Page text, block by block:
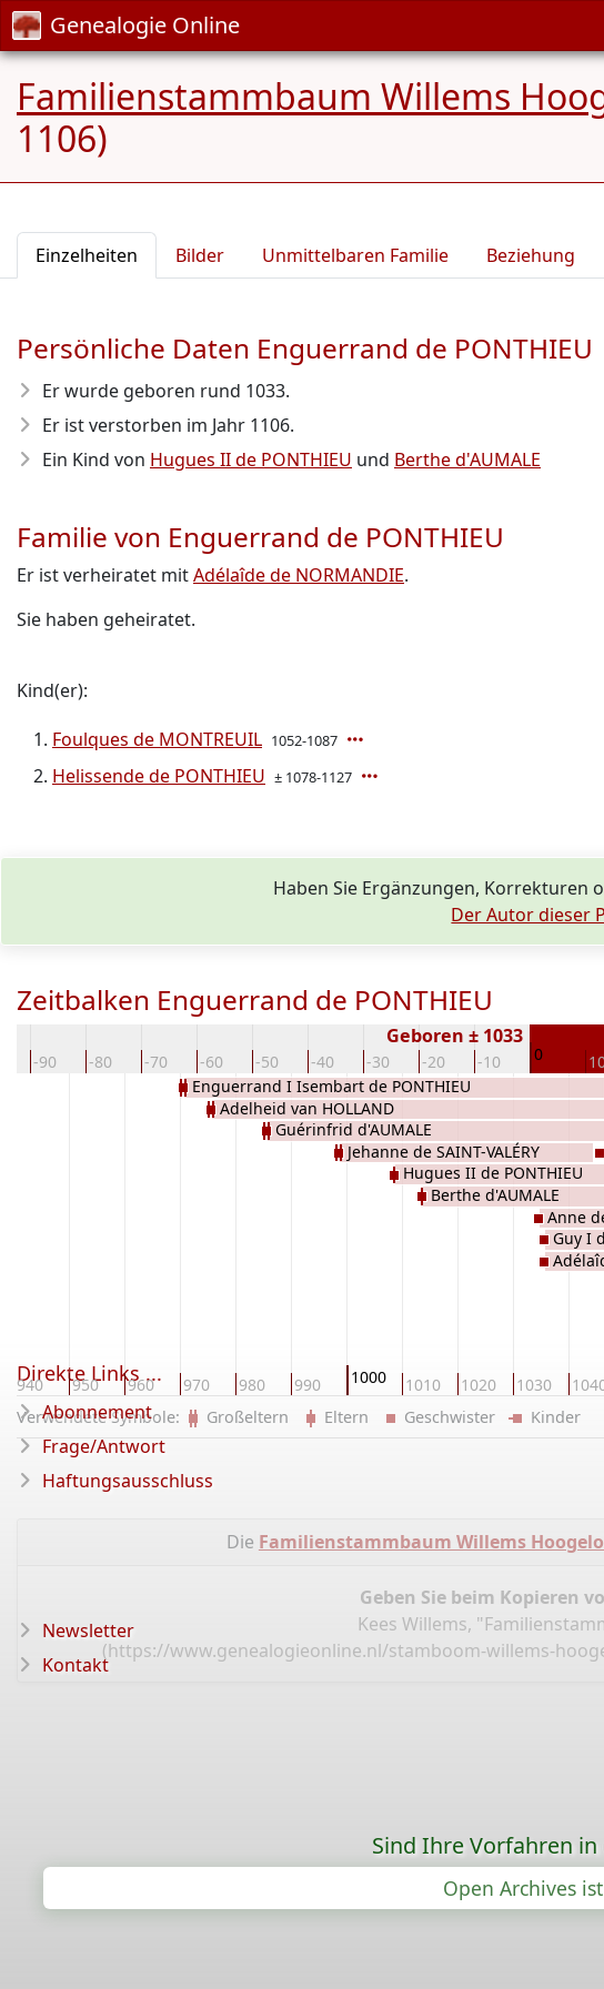
Genealogie Online
Familienstammbaum Willems
1106)
Einzelheiten Bilder Unmittelbaren Familie Beziehung
Persönliche Daten Enguerrand de PONTHIEU
Er wurde geboren rund 1033.
Er ist verstorben im Jahr 1106.
Ein Kind von Hugues II de PONTHIEU und Berthe d'AUMALE
Familie von Enguerrand de PONTHIEU
Er ist verheiratet mitAdélaîde de NORMANDIE.
Sie haben geheiratet.
Kind(er):
Foulques de MONTREUIL 1052-1087
Helissende de PONTHIEU ± 1078-1127
Haben Sie Ergänzungen, Korrekturen
Der Autor dieser
Zeitbalken Enguerrand de PONTHIEU
-90 -80 -70 -60 -50 -40 -30 -20 -10 0
Geboren ± 1033
940 950 960 970 980 990 1000 1010 1020 1030
Enguerrand I Isembart de PONTHIEU
Adelheid van HOLLAND
Guérinfrid d'AUMALE
Jehanne de SAINT-VALÉRY
Hugues II de PONTHIEU
Berthe d'AUMALE
Anne
Guy I
Verwendete Symbole: Großeltern Eltern Geschwister Kinder
Die Familienstammbaum Willems
Geben Sie beim Kopieren
Kees Willems,
(https://www.genealogieonline.nl/stamboom-willems-
Direkte Links ...
Abonnement
Frage/Antwort
Haftungsausschluss
Newsletter
Kontakt
Sind Ihre Vorfahren
Open Archives